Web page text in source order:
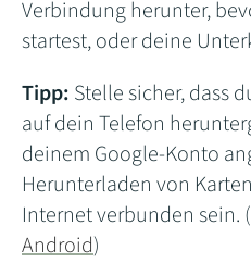
Verbindung herunter,
startest, oder deine
Tipp: Stelle sicher, dass
auf dein Telefon
deinem Google-Konto
Herunterladen von
Internet verbunden sein.
Android)